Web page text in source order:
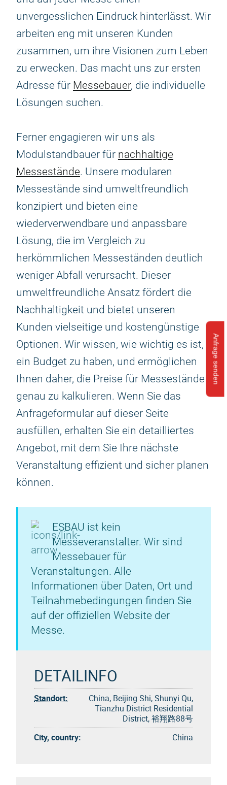
Anfrage senden
unvergesslichen Eindruck hinterlässt. Wir
arbeiten eng mit unseren Kunden
zusammen, um ihre Visionen zum Leben
zu erwecken. Das macht uns zur ersten
Adresse für Messebauer, die individuelle
Lösungen suchen.
Ferner engagieren wir uns als
Modulstandbauer für nachhaltige
Messestände. Unsere modularen
Messestände sind umweltfreundlich
konzipiert und bieten eine
wiederverwendbare und anpassbare
Lösung, die im Vergleich zu
herkömmlichen Messeständen deutlich
weniger Abfall verursacht. Dieser
umweltfreundliche Ansatz fördert die
Nachhaltigkeit und bietet unseren
Kunden vielseitige und kostengünstige
Optionen. Wir wissen, wie wichtig es ist,
ein Budget zu haben, und ermöglichen
Ihnen daher, die Preise für Messestände
genau zu kalkulieren. Wenn Sie das
Anfrageformular auf dieser Seite
ausfüllen, erhalten Sie ein detailliertes
Angebot, mit dem Sie Ihre nächste
Veranstaltung effizient und sicher planen
können.
ESBAU ist kein
Messeveranstalter. Wir sind
Messebauer für
Veranstaltungen. Alle
Informationen über Daten, Ort und
Teilnahmebedingungen finden Sie
auf der offiziellen Website der
Messe.
DETAILINFO
Standort:
China, Beijing Shi, Shunyi Qu,
Tianzhu District Residential
District, 裕翔路88号
City, country:
China